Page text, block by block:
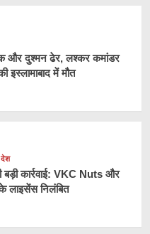
और दुश्मन ढेर, लश्कर कमांडर
इस्लामाबाद में मौत
देश
कार्रवाई: VKC Nuts और
लाइसेंस निलंबित